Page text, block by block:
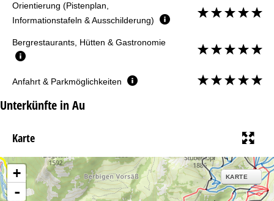
Orientierung (Pistenplan,
Informationstafeln & Ausschilderung)
Bergrestaurants, Hütten & Gastronomie
Anfahrt & Parkmöglichkeiten
Unterkünfte in Au
Karte
+
-
KARTE